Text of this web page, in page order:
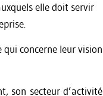
elle doit servir
qui concerne leur vision
son secteur d’activité